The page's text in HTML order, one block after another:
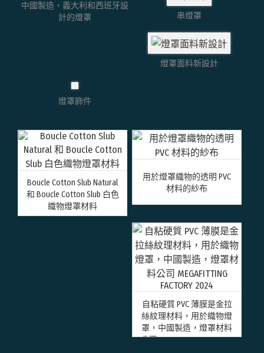
中國製造，義大利和西班牙設
計的燈罩
串燈罩
燈罩面料新設計
燈罩飾件
Boucle Cotton Slub Natural
和 Boucle Cotton Slub 白色
織物燈罩材料
用於燈罩織物的透明 PVC
材料的紗布
自粘硬質 PVC 薄膜是金拉
絲紋理材料，用於織物燈
罩，中國製造，燈罩材料
公司 MEGAFITTING FACTORY